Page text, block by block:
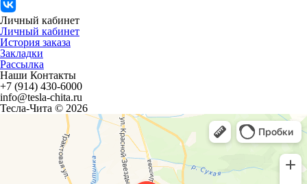
Личный кабинет
Личный кабинет
История заказа
Закладки
Рассылка
Наши Контакты
+7 (914) 430-6000
info@tesla-chita.ru
Тесла-Чита © 2026